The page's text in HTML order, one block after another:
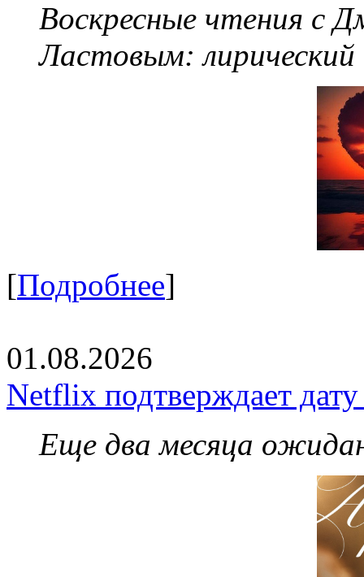
Воскресные чтения с
Ластовым:
[Подробнее]
01.08.2026
Netflix подтверждает
Еще два месяца